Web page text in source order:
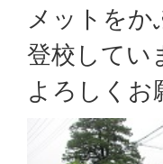
メットをか
登校してい
よろしくお